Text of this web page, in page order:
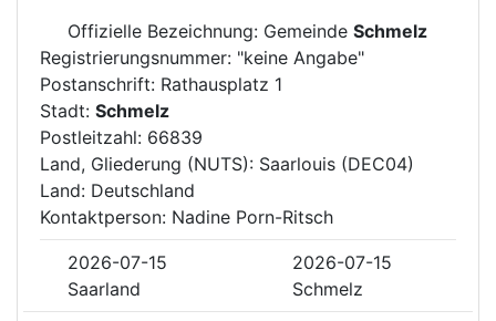
Offizielle Bezeichnung: Gemeinde Schmelz
Registrierungsnummer: "keine Angabe"
Postanschrift: Rathausplatz 1
Stadt: Schmelz
Postleitzahl: 66839
Land, Gliederung (NUTS): Saarlouis (DEC04)
Land: Deutschland
Kontaktperson: Nadine Porn-Ritsch
2026-07-15
2026-07-15
Saarland
Schmelz